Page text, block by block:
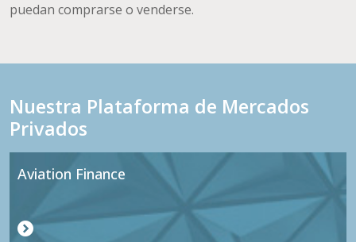
puedan comprarse o venderse.
Nuestra Plataforma de Mercados
Privados
Aviation Finance